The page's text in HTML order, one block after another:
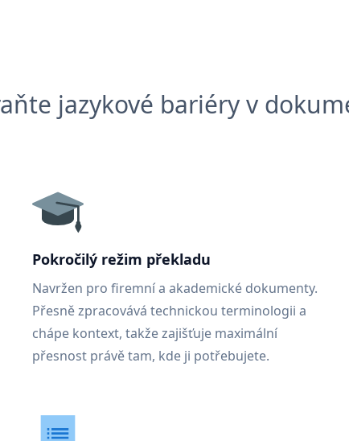
jazykové bariéry v
Pokročilý režim překladu
Navržen pro firemní a akademické dokumenty.
Přesně zpracovává technickou terminologii a
chápe kontext, takže zajišťuje maximální
přesnost právě tam, kde ji potřebujete.